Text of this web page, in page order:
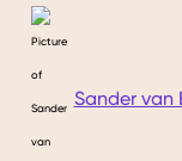
Sander van